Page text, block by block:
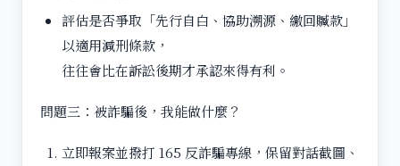
評估是否爭取「先行自白、協助溯源、繳回贓款」
以適用減刑條款，
往往會比在訴訟後期才承認來得有利。
問題三：被詐騙後，我能做什麼？
立即報案並撥打 165 反詐騙專線，保留對話截圖、